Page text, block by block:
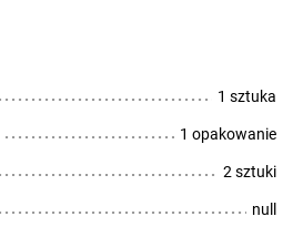
1 sztuka
1 opakowanie
2 sztuki
null